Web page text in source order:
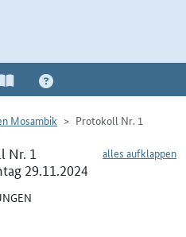
Mosambik Protokoll Nr. 1
alles aufklappen
Nr. 1
29.11.2024